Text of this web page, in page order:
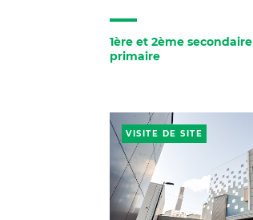
1ère et 2ème secondaire
primaire
VISITE DE SITE